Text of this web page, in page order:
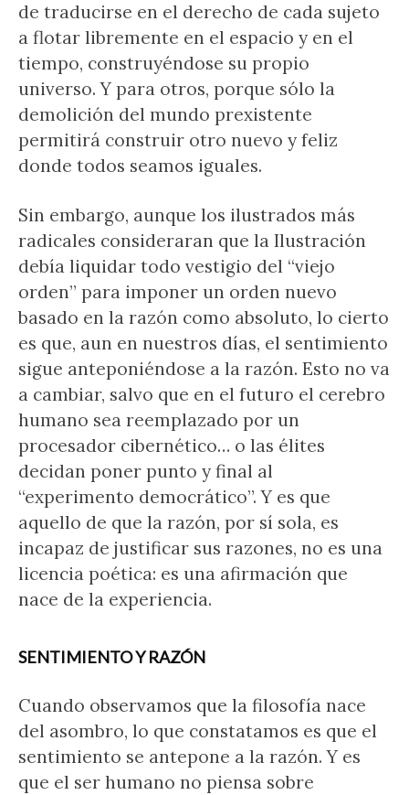
de traducirse en el derecho de cada sujeto
a flotar libremente en el espacio y en el
tiempo, construyéndose su propio
universo. Y para otros, porque sólo la
demolición del mundo prexistente
permitirá construir otro nuevo y feliz
donde todos seamos iguales.
Sin embargo, aunque los ilustrados más
radicales consideraran que la Ilustración
debía liquidar todo vestigio del “viejo
orden” para imponer un orden nuevo
basado en la razón como absoluto, lo cierto
es que, aun en nuestros días, el sentimiento
sigue anteponiéndose a la razón. Esto no va
a cambiar, salvo que en el futuro el cerebro
humano sea reemplazado por un
procesador cibernético… o las élites
decidan poner punto y final al
“experimento democrático”. Y es que
aquello de que la razón, por sí sola, es
incapaz de justificar sus razones, no es una
licencia poética: es una afirmación que
nace de la experiencia.
SENTIMIENTO Y RAZÓN
Cuando observamos que la filosofía nace
del asombro, lo que constatamos es que el
sentimiento se antepone a la razón. Y es
que el ser humano no piensa sobre